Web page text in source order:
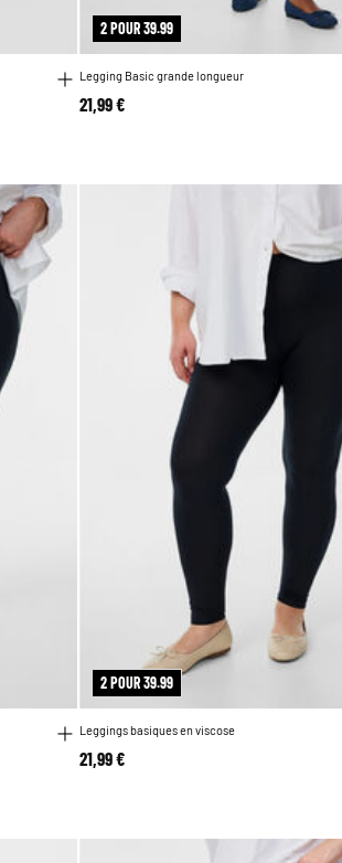
2 POUR 39.99
Legging Basic grande longueur
21,99 €
2 POUR 39.99
Leggings basiques en viscose
21,99 €